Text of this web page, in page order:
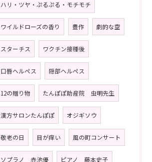
ハリ・ツヤ・ぷるぷる・モチモチ
ワイルドローズの香り 豊作 劇的な空
スターチス ワクチン接種後
口唇ヘルペス 隠部ヘルペス
12の贈り物 たんぽぽ助産院 虫明先生
漢方サロンたんぽぽ オジギソウ
敬老の日 目が痒い 風の町コンサート
ソプラノ 赤池優 ピアノ 藤本史子